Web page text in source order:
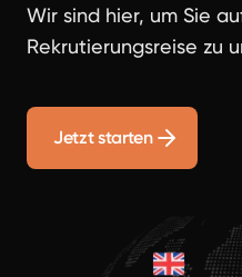
Wir sind hier, um Sie
Rekrutierungsreise zu
Jetzt starten